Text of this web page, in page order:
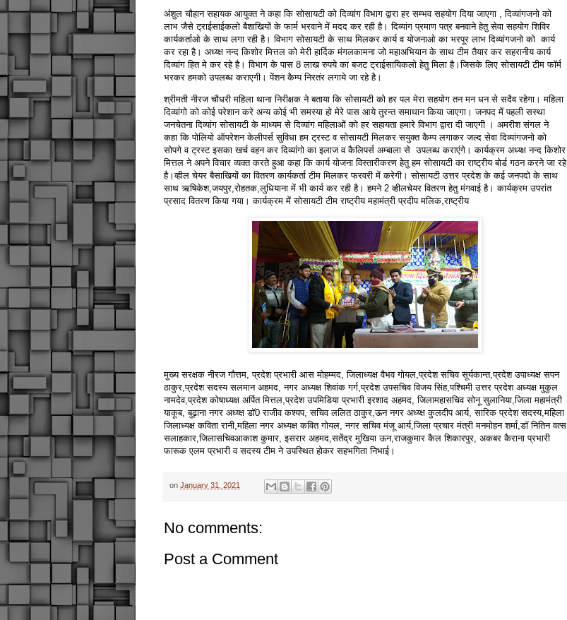
अंशुल चौहान सहायक आयुक्त ने कहा कि सोसायटी को दिव्यांग विभाग द्वारा हर सम्भव सहयोग दिया जाएगा , दिव्यांगजनो को
लाभ जैसे ट्राईसाईकलो बैशाखियों के फार्म भरवाने में मदद कर रही है। दिव्यांग प्रमाण पत्र बनवाने हेतु सेवा सहयोग शिविर
कार्यकर्ताओ के साथ लगा रही है। विभाग सोसायटी के साथ मिलकर कार्य व योजनाओ का भरपूर लाभ दिव्यांगजनो को कार्य
कर रहा है। अध्य्क्ष नन्द किशोर मित्तल को मेरी हार्दिक मंगलकामना जो महाअभियान के साथ टीम तैयार कर सहरानीय कार्य
दिव्यांग हित मे कर रहे है। विभाग के पास 8 लाख रुपये का बजट ट्राईसायिकलो हेतु मिला है।जिसके लिए सोसायटी टीम फॉर्म
भरकर हमको उपलब्ध कराएगी। पेंशन कैम्प निरतंर लगाये जा रहे है।
श्रीमती नीरज चौधरी महिला थाना निरीक्षक ने बताया कि सोसायटी को हर पल मेरा सहयोग तन मन धन से सदैव रहेगा। महिला
दिव्यांगो को कोई परेशान करे अन्य कोई भी समस्या हो मेरे पास आये तुरन्त समाधान किया जाएगा। जनपद में पहली सस्था
जनचेतना दिव्यांग सोसायटी के माध्यम से दिव्यांग महिलाओं को हर सहायता हमारे विभाग द्वारा दी जाएगी । अमरीश संगल ने
कहा कि पोलियो ऑपरेशन केलीपर्स सुविधा हम ट्रस्ट व सोसायटी मिलकर सयुक्त कैम्प लगाकर जल्द सेवा दिव्यांगजनो को
सोपगे व ट्रस्ट इसका खर्च वहन कर दिव्यांगो का इलाज व कैलिपर्स अम्बाला से उपलब्ध कराएंगे। कार्यक्रम अध्य्क्ष नन्द किशोर
मित्तल ने अपने विचार व्यक्त करते हुआ कहा कि कार्य योजना विस्तारीकरण हेतु हम सोसायटी का राष्ट्रीय बोर्ड गठन करने जा रहे
है।व्हील चेयर बैसाखियों का वितरण कार्यकर्ता टीम मिलकर फरवरी में करेगी। सोसायटी उत्तर प्रदेश के कई जनपदो के साथ
साथ ऋषिकेश,जयपुर,रोहतक,लुधियाना में भी कार्य कर रही है। हमने 2 व्हीलचेयर वितरण हेतु मंगवाई है। कार्यक्रम उपरांत
प्रसाद वितरण किया गया। कार्यक्रम में सोसायटी टीम राष्ट्रीय महामंत्री प्रदीप मलिक,राष्ट्रीय
मुख्य सरक्षक नीरज गौत्तम, प्रदेश प्रभारी आस मोहम्मद, जिलाध्यक्ष वैभव गोयल,प्रदेश सचिव सूर्यकान्त,प्रदेश उपाध्यक्ष सपन
ठाकुर,प्रदेश सदस्य सलमान अहमद, नगर अध्यक्ष शिवांक गर्ग,प्रदेश उपसचिव विजय सिंह,पश्चिमी उत्तर प्रदेश अध्यक्ष मुकुल
नामदेव,प्रदेश कोषाध्यक्ष अर्पित मित्तल,प्रदेश उपमिडिया प्रभारी इरशाद अहमद, जिलामहासचिव सोनू सुलानिया,जिला महामंत्री
याकूब, बुढ़ाना नगर अध्य्क्ष डॉ0 राजीव कश्यप, सचिव ललित ठाकुर,ऊन नगर अध्य्क्ष कुलदीप आर्य, सारिक प्रदेश सदस्य,महिला
जिलाध्यक्ष कविता रानी,महिला नगर अध्यक्ष कवित गोयल, नगर सचिव मंजू आर्य,जिला प्रचार मंत्री मनमोहन शर्मा,डॉ नितिन वत्स
सलाहकार,जिलासचिवआकाश कुमार, इसरार अहमद,सतेंद्र मुखिया ऊन,राजकुमार कैल शिकारपुर, अकबर कैराना प्रभारी
फारूक एलम प्रभारी व सदस्य टीम ने उपस्थित होकर सहभगिता निभाई।
on January 31, 2021
No comments:
Post a Comment